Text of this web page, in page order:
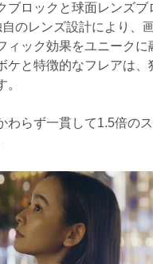
ブロックと球面レンズ
のレンズ設計により、
ィック効果をユニークに
ケと特徴的なフレアは、
わらず一貫して1.5倍の